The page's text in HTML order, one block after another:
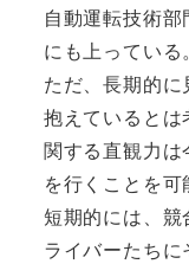
自動運転技術
にも上っている。
ただ、長期的
抱えていると
関する直観力
を行くことを可
短期的には、
ライバーたち